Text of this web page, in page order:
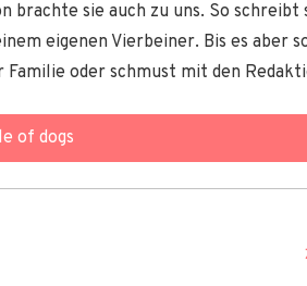
brachte sie auch zu uns. So
eigenen Vierbeiner. Bis es aber
oder schmust mit den
of dogs